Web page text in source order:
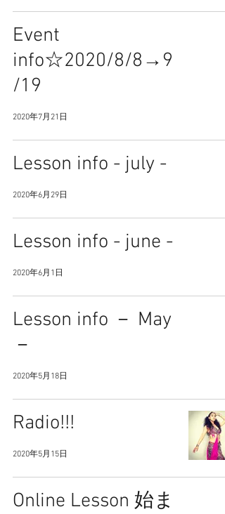
Event
info☆2020/8/8→9
/19
2020年7月21日
Lesson info - july -
2020年6月29日
Lesson info - june -
2020年6月1日
Lesson info － May
－
2020年5月18日
Radio!!!
2020年5月15日
Online Lesson 始ま